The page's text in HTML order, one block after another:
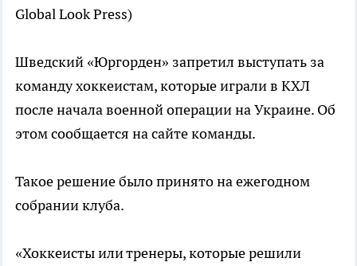
Global Look Press)
Шведский «Юргорден» запретил выступать за
команду хоккеистам, которые играли в КХЛ
после начала военной операции на Украине. Об
этом сообщается на сайте команды.
Такое решение было принято на ежегодном
собрании клуба.
«Хоккеисты или тренеры, которые решили